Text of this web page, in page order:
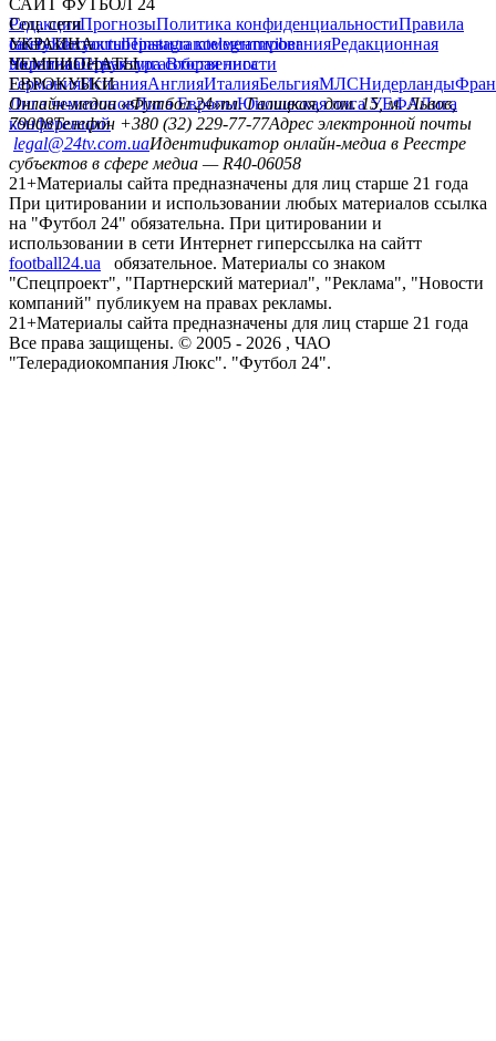
САЙТ ФУТБОЛ 24
РедакцияПрогнозыПолитика конфиденциальностиПравила
сайтуКонтактыПравила комментированияРедакционная
политикаСтруктура собственности
Соц. сети
facebookxyoutubeinstagramtelegramviber
УКРАИНА
УкраинаПервая лигаВторая лига
ЧЕМПИОНАТЫ
ГерманияИспанияАнглияИталияБельгияМЛСНидерланды
ЕВРОКУБКИ
Лига чемпионовЛига ЕвропыЮношеская лига УЕФАЛига
конференций
Онлайн-медиа «Футбол 24»пл. Галицкая, дом. 15, м. Львов,
79008Телефон +380 (32) 229-77-77Адрес электронной почты
legal@24tv.com.uaИдентификатор онлайн-медиа в Реестре
субъектов в сфере медиа — R40-06058
21+Материалы сайта предназначены для лиц старше 21 года
При цитировании и использовании любых материалов ссылка
на "Футбол 24" обязательна. При цитировании и
использовании в сети Интернет гиперссылка на сайтт
football24.ua
обязательное. Материалы со знаком
"Спецпроект", "Партнерский материал", "Реклама", "Новости
компаний" публикуем на правах рекламы.
21+Материалы сайта предназначены для лиц старше 21 года
Все права защищены. © 2005 - 2026 , ЧАО
"Телерадиокомпания Люкс". "Футбол 24".